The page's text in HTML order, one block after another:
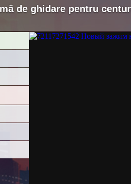
de ghidare pentru